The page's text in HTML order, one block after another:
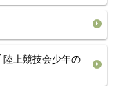
陸上競技会少年の